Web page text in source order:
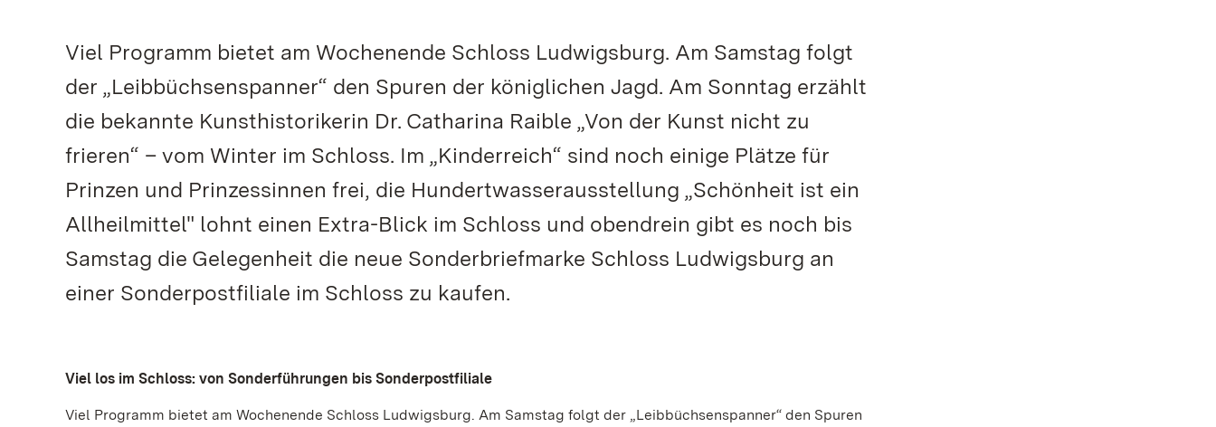
Viel Programm bietet am Wochenende Schloss Ludwigsburg. Am Samstag folgt
der „Leibbüchsenspanner“ den Spuren der königlichen Jagd. Am Sonntag erzählt
die bekannte Kunsthistorikerin Dr. Catharina Raible „Von der Kunst nicht zu
frieren“ – vom Winter im Schloss. Im „Kinderreich“ sind noch einige Plätze für
Prinzen und Prinzessinnen frei, die Hundertwasserausstellung „Schönheit ist ein
Allheilmittel" lohnt einen Extra-Blick im Schloss und obendrein gibt es noch bis
Samstag die Gelegenheit die neue Sonderbriefmarke Schloss Ludwigsburg an
einer Sonderpostfiliale im Schloss zu kaufen.
Viel los im Schloss: von Sonderführungen bis Sonderpostfiliale
Viel Programm bietet am Wochenende Schloss Ludwigsburg. Am Samstag folgt der „Leibbüchsenspanner“ den Spuren